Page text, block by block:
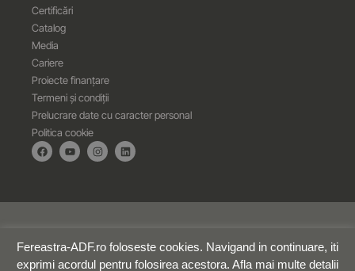
Certificări
Catalog
Media
Cariere
Proiecte finanțare
Termeni și condiții
Prelucrare date cu caracter personal
Politica cookie
Fereastra-ADF.ro foloseste cookies. Navigand in continuare, iti
exprimi acordul pentru folosirea acestora. Afla mai multe detalii